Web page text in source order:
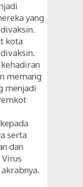
yang
kota
memang
menjadi
serta
dan
akrabnya.